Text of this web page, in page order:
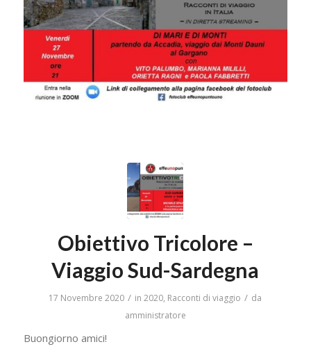
Obiettivo Tricolore –
Viaggio Sud-Sardegna
17 Novembre 2020 / in2020, Racconti di viaggio / da
amministratore
Buongiorno amici!